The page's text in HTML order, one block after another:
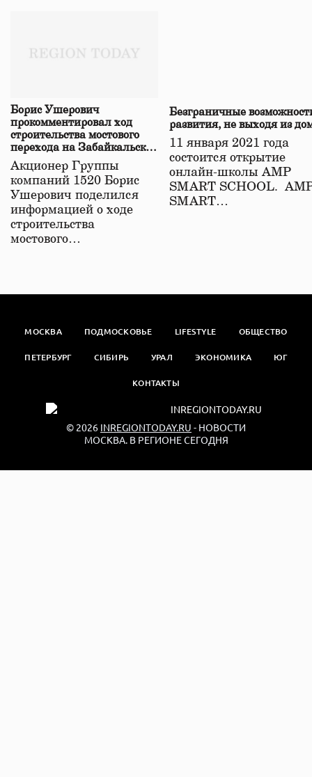
Борис Ушерович
прокомментировал ход
строительства мостового
перехода на Забайкальской
железной дороге
Акционер Группы
компаний 1520 Борис
Ушерович поделился
информацией о ходе
строительства
мостового…
Безграничные
развития, не выходя из
11 января 2021 года
состоится открытие
онлайн-школы АМР
SMART SCHOOL.
SMART…
МОСКВА ПОДМОСКОВЬЕ LIFESTYLE ОБЩЕСТВО
ПЕТЕРБУРГ СИБИРЬ УРАЛ ЭКОНОМИКА ЮГ
КОНТАКТЫ
© 2026 INREGIONTODAY.RU - НОВОСТИ
МОСКВА. В РЕГИОНЕ СЕГОДНЯ